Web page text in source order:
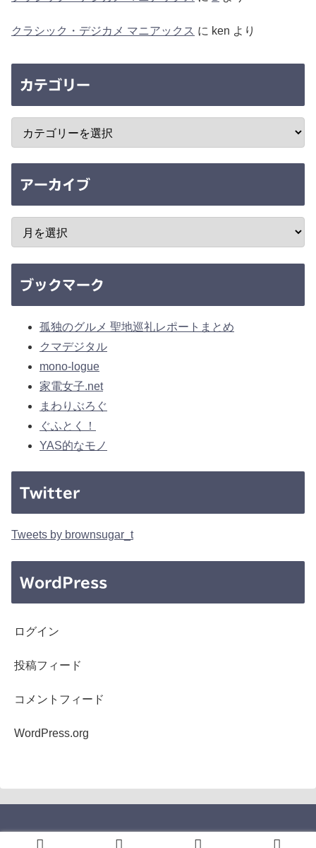
クラシック・デジカメ マニアックス に ken より
カテゴリー
アーカイブ
ブックマーク
孤独のグルメ 聖地巡礼レポートまとめ
クマデジタル
mono-logue
家電女子.net
まわりぶろぐ
ぐふとく！
YAS的なモノ
Twitter
Tweets by brownsugar_t
WordPress
ログイン
投稿フィード
コメントフィード
WordPress.org